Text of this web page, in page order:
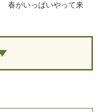
春がいっぱいやって来